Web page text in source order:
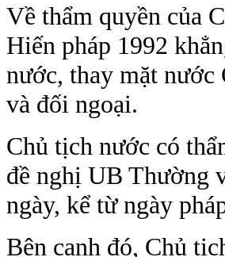
Về thẩm quyền của
Hiến pháp 1992
nước, thay mặt nước
và đối ngoại.
Chủ tịch nước có
đề nghị UB Thường
ngày, kể từ ngày
Bên cạnh đó, Chủ